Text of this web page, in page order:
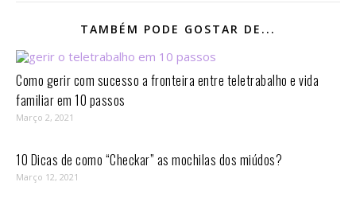
TAMBÉM PODE GOSTAR DE...
Como gerir com sucesso a fronteira entre teletrabalho e vida
familiar em 10 passos⁣
Março 2, 2021
10 Dicas de como “Checkar” as mochilas dos miúdos?
Março 12, 2021